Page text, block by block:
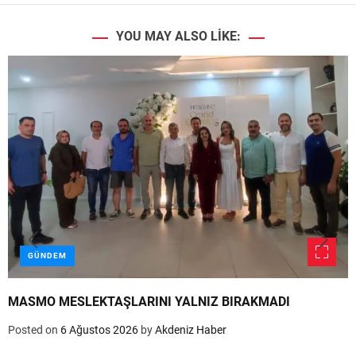
YOU MAY ALSO LIKE:
GÜNDEM
MASMO MESLEKTAŞLARINI YALNIZ BIRAKMADI
Posted on 6 Ağustos 2026 byAkdeniz Haber